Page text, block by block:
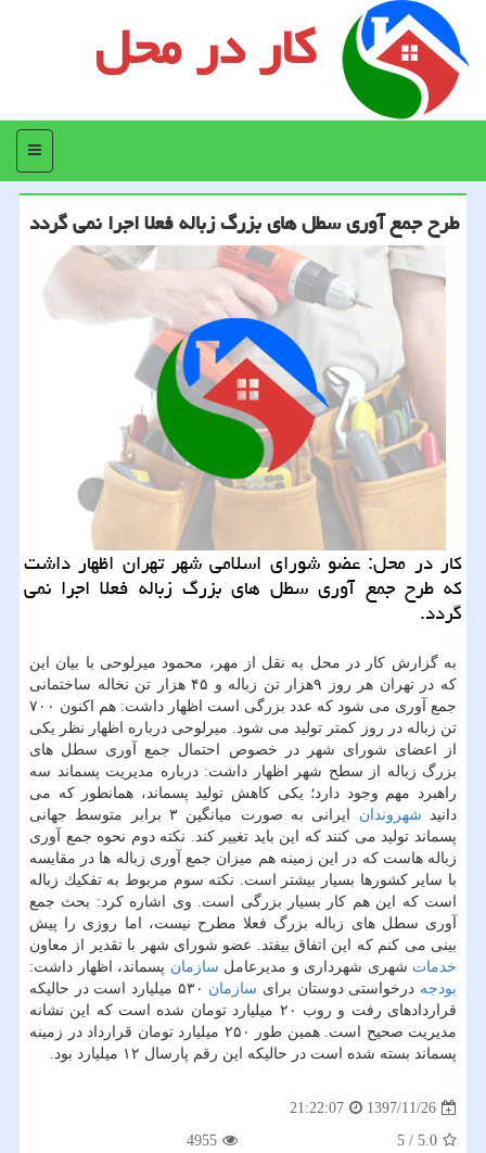
کار در محل
منو
طرح جمع آوری سطل های بزرگ زباله فعلا اجرا نمی گردد
كار در محل: عضو شورای اسلامی شهر تهران اظهار داشت
كه طرح جمع آوری سطل های بزرگ زباله فعلا اجرا نمی
گردد.
به گزارش كار در محل به نقل از مهر، محمود میرلوحی با بیان این
كه در تهران هر روز ۹هزار تن زباله و ۴۵ هزار تن نخاله ساختمانی
جمع آوری می شود كه عدد بزرگی است اظهار داشت: هم اكنون ۷۰۰
تن زباله در روز كمتر تولید می شود. میرلوحی درباره اظهار نظر یكی
از اعضای شورای شهر در خصوص احتمال جمع آوری سطل های
بزرگ زباله از سطح شهر اظهار داشت: درباره مدیریت پسماند سه
راهبرد مهم وجود دارد؛ یكی كاهش تولید پسماند، همانطور كه می
دانید شهروندان
ایرانی به صورت میانگین ۳ برابر متوسط جهانی
پسماند تولید می كنند كه این باید تغییر كند. نكته دوم نحوه جمع آوری
زباله هاست كه در این زمینه هم میزان جمع آوری زباله ها در مقایسه
با سایر كشورها بسیار بیشتر است. نكته سوم مربوط به تفكیك زباله
است كه این هم كار بسیار بزرگی است. وی اشاره كرد: بحث جمع
آوری سطل های زباله بزرگ فعلا مطرح نیست، اما روزی را پیش
بینی می كنم كه این اتفاق بیفتد. عضو شورای شهر با تقدیر از معاون
خدمات شهری شهرداری و مدیرعامل سازمان پسماند، اظهار داشت:
بودجه درخواستی دوستان برای سازمان
۵۳۰ میلیارد است در حالیكه
قراردادهای رفت و روب ۲۰ میلیارد تومان شده است كه این نشانه
مدیریت صحیح است. همین طور ۲۵۰ میلیارد تومان قرارداد در زمینه
پسماند بسته شده است در حالیكه این رقم پارسال ۱۲ میلیارد بود.
1397/11/26
21:22:07
5.0
/
5
4955